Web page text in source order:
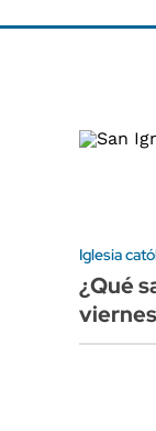
Iglesia
¿Qué